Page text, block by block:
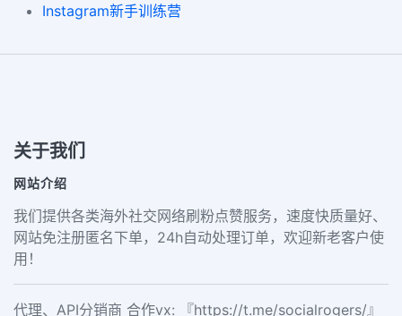
Instagram新手训练营
关于我们
网站介绍
我们提供各类海外社交网络刷粉点赞服务，速度快质量好、
网站免注册匿名下单，24h自动处理订单，欢迎新老客户使
用！
代理、API分销商 合作vx: 『https://t.me/socialrogers/』